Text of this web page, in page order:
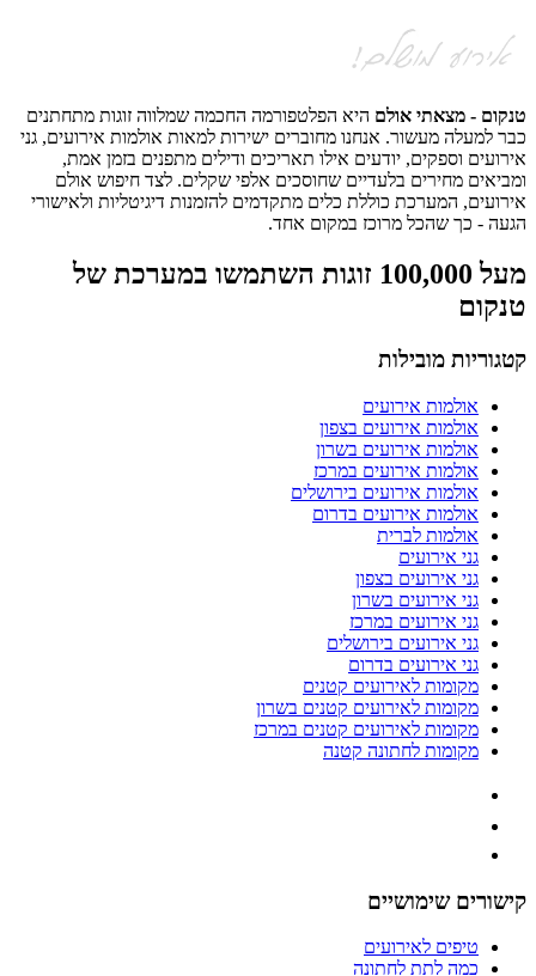
טנקום - מצאתי אולם היא הפלטפורמה החכמה שמלווה זוגות מתחתנים
כבר למעלה מעשור. אנחנו מחוברים ישירות למאות אולמות אירועים, גני
אירועים וספקים, יודעים אילו תאריכים ודילים מתפנים בזמן אמת,
ומביאים מחירים בלעדיים שחוסכים אלפי שקלים. לצד חיפוש אולם
אירועים, המערכת כוללת כלים מתקדמים להזמנות דיגיטליות ולאישורי
הגעה - כך שהכל מרוכז במקום אחד.
מעל 100,000 זוגות השתמשו במערכת של
טנקום
קטגוריות מובילות
אולמות אירועים
אולמות אירועים בצפון
אולמות אירועים בשרון
אולמות אירועים במרכז
אולמות אירועים בירושלים
אולמות אירועים בדרום
אולמות לברית
גני אירועים
גני אירועים בצפון
גני אירועים בשרון
גני אירועים במרכז
גני אירועים בירושלים
גני אירועים בדרום
מקומות לאירועים קטנים
מקומות לאירועים קטנים בשרון
מקומות לאירועים קטנים במרכז
מקומות לחתונה קטנה
קישורים שימושיים
טיפים לאירועים
כמה לתת לחתונה